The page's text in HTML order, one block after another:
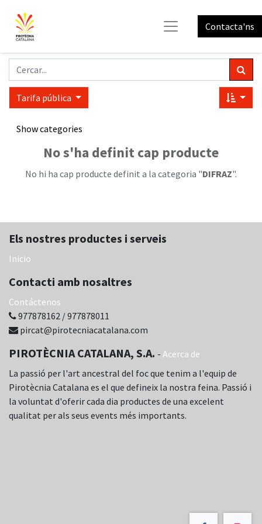
Contacta'ns
Tarifa pública
Show categories
No s'ha definit cap producte
No hi ha cap producte definit a la categoria "DIFRAZ".
Els nostres productes i serveis
Inicio
Contacti amb nosaltres
Contáctenos
977878162 / 977878011
pircat@pirotecniacatalana.com
PIROTÈCNIA CATALANA, S.A. - Acerca de
La passió per l'art ancestral del foc que tenim a l'equip de
Pirotècnia Catalana es el que defineix la nostra feina. Passió i
la voluntat d'oferir cada dia productes de una excelent
qualitat per als seus events més importants.